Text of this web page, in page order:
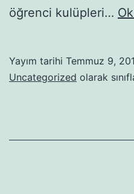
öğrenci kulüpleri…
Yayım tarihi Temmuz 9,
Uncategorized olarak